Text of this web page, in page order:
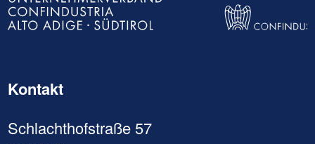
Kontakt
Schlachthofstraße 57